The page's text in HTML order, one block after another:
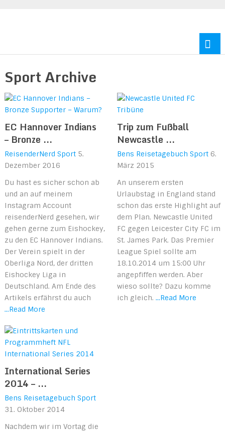
Sport Archive
EC Hannover Indians
– Bronze ...
ReisenderNerd Sport 5.
Dezember 2016
Du hast es sicher schon ab
und an auf meinem
Instagram Account
reisenderNerd gesehen, wir
gehen gerne zum Eishockey,
zu den EC Hannover Indians.
Der Verein spielt in der
Oberliga Nord, der dritten
Eishockey Liga in
Deutschland. Am Ende des
Artikels erfährst du auch
...Read More
Trip zum Fußball
Newcastle ...
Bens Reisetagebuch Sport 6.
März 2015
An unserem ersten
Urlaubstag in England stand
schon das erste Highlight auf
dem Plan. Newcastle United
FC gegen Leicester City FC im
St. James Park. Das Premier
League Spiel sollte am
18.10.2014 um 15:00 Uhr
angepfiffen werden. Aber
wieso sollte? Dazu komme
ich gleich. ...Read More
International Series
2014 – ...
Bens Reisetagebuch Sport
31. Oktober 2014
Nachdem wir im Vortag die